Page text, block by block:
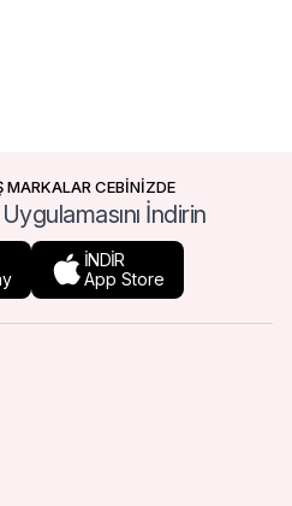
MARKALAR CEBİNİZDE
İndirin
İNDİR
App Store